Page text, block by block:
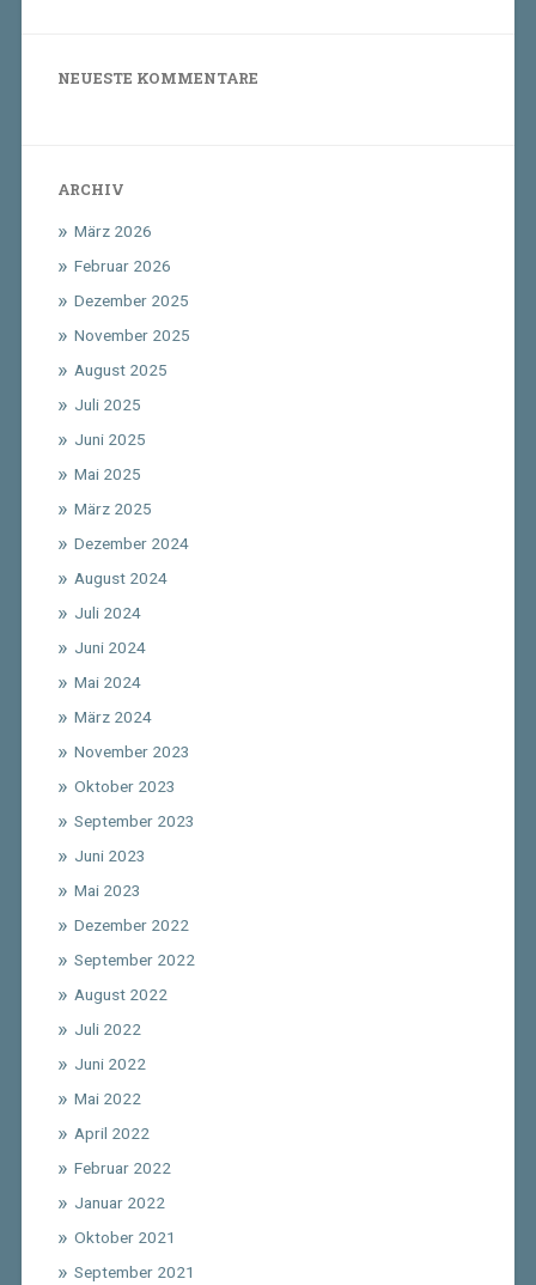
NEUESTE KOMMENTARE
ARCHIV
März 2026
Februar 2026
Dezember 2025
November 2025
August 2025
Juli 2025
Juni 2025
Mai 2025
März 2025
Dezember 2024
August 2024
Juli 2024
Juni 2024
Mai 2024
März 2024
November 2023
Oktober 2023
September 2023
Juni 2023
Mai 2023
Dezember 2022
September 2022
August 2022
Juli 2022
Juni 2022
Mai 2022
April 2022
Februar 2022
Januar 2022
Oktober 2021
September 2021